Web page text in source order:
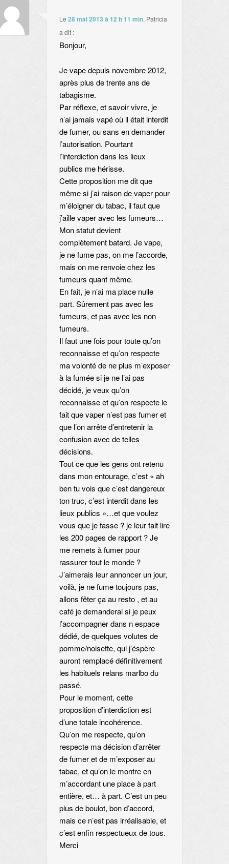
Le 28 mai 2013 à 12 h 11 min, Patricia
a dit :
Bonjour,
Je vape depuis novembre 2012,
après plus de trente ans de
tabagisme.
Par réflexe, et savoir vivre, je
n’ai jamais vapé où il était interdit
de fumer, ou sans en demander
l’autorisation. Pourtant
l’interdiction dans les lieux
publics me hérisse.
Cette proposition me dit que
même si j’ai raison de vaper pour
m’éloigner du tabac, il faut que
j’aille vaper avec les fumeurs…
Mon statut devient
complètement batard. Je vape,
je ne fume pas, on me l’accorde,
mais on me renvoie chez les
fumeurs quant même.
En fait, je n’ai ma place nulle
part. Sûrement pas avec les
fumeurs, et pas avec les non
fumeurs.
Il faut une fois pour toute qu’on
reconnaisse et qu’on respecte
ma volonté de ne plus m’exposer
à la fumée si je ne l’ai pas
décidé, je veux qu’on
reconnaisse et qu’on respecte le
fait que vaper n’est pas fumer et
que l’on arrête d’entretenir la
confusion avec de telles
décisions.
Tout ce que les gens ont retenu
dans mon entourage, c’est « ah
ben tu vois que c’est dangereux
ton truc, c’est interdit dans les
lieux publics »…et que voulez
vous que je fasse ? je leur fait lire
les 200 pages de rapport ? Je
me remets à fumer pour
rassurer tout le monde ?
J’aimerais leur annoncer un jour,
voilà, je ne fume toujours pas,
allons fêter ça au resto , et au
café je demanderai si je peux
l’accompagner dans n espace
dédié, de quelques volutes de
pomme/noisette, qui j’éspère
auront remplacé définitivement
les habituels relans marlbo du
passé.
Pour le moment, cette
proposition d’interdiction est
d’une totale incohérence.
Qu’on me respecte, qu’on
respecte ma décision d’arrêter
de fumer et de m’exposer au
tabac, et qu’on le montre en
m’accordant une place à part
entière, et… à part. C’est un peu
plus de boulot, bon d’accord,
mais ce n’est pas irréalisable, et
c’est enfin respectueux de tous.
Merci